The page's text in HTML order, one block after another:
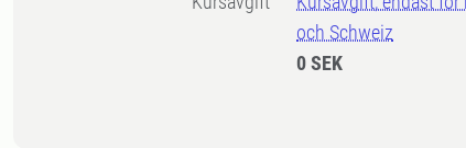
och Schweiz
0 SEK